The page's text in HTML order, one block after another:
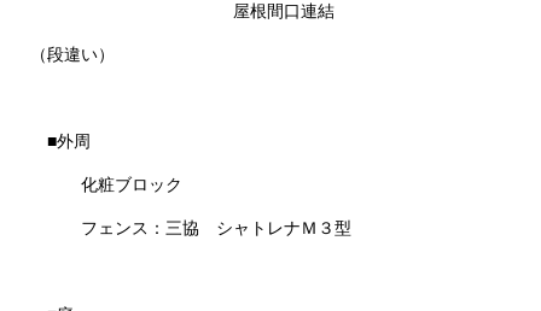
屋根間口連結
（段違い）
■外周
化粧ブロック
フェンス：三協 シャトレナＭ３型